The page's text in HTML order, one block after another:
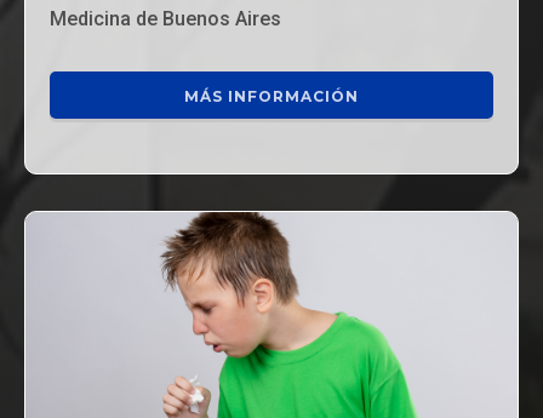
Medicina de Buenos Aires
MÁS INFORMACIÓN